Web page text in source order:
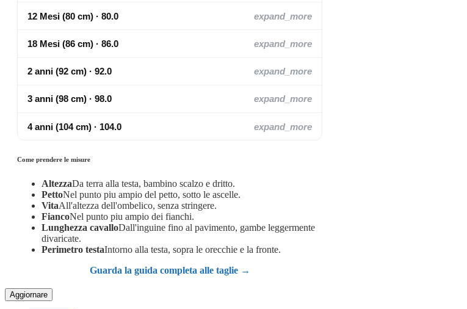
12 Mesi (80 cm) · 80.0 expand_more
18 Mesi (86 cm) · 86.0 expand_more
2 anni (92 cm) · 92.0 expand_more
3 anni (98 cm) · 98.0 expand_more
4 anni (104 cm) · 104.0 expand_more
Come prendere le misure
AltezzaDa terra alla testa, bambino scalzo e dritto.
PettoNel punto piu ampio del petto, sotto le ascelle.
VitaAll'altezza dell'ombelico, senza stringere.
FiancoNel punto piu ampio dei fianchi.
Lunghezza cavalloDall'inguine fino al pavimento, gambe leggermente
divaricate.
Perimetro testaIntorno alla testa, sopra le orecchie e la fronte.
Guarda la guida completa alle taglie →